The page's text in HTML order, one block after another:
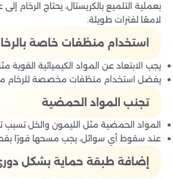
بعملية التلميع بالكريستال، يحتاج الرخام
لامعًا لفترات طويلة.
استخدام منظفات خاصة
يجب الابتعاد عن المواد الكيميائية القوية
يفضل استخدام منظفات مخصصة للرخام
تجنب المواد الحمضية
المواد الحمضية مثل الليمون والخل تسبب
عند سقوط أي سوائل، يجب مسحها فورًا
إضافة طبقة حماية بشكل